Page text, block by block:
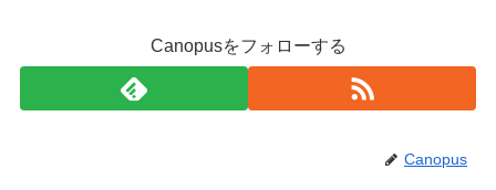
Canopusをフォローする
Canopus